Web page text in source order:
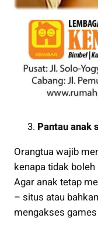
Pantau anak
Orangtua wajib
kenapa tidak
Agar anak tetap
– situs atau
mengakses